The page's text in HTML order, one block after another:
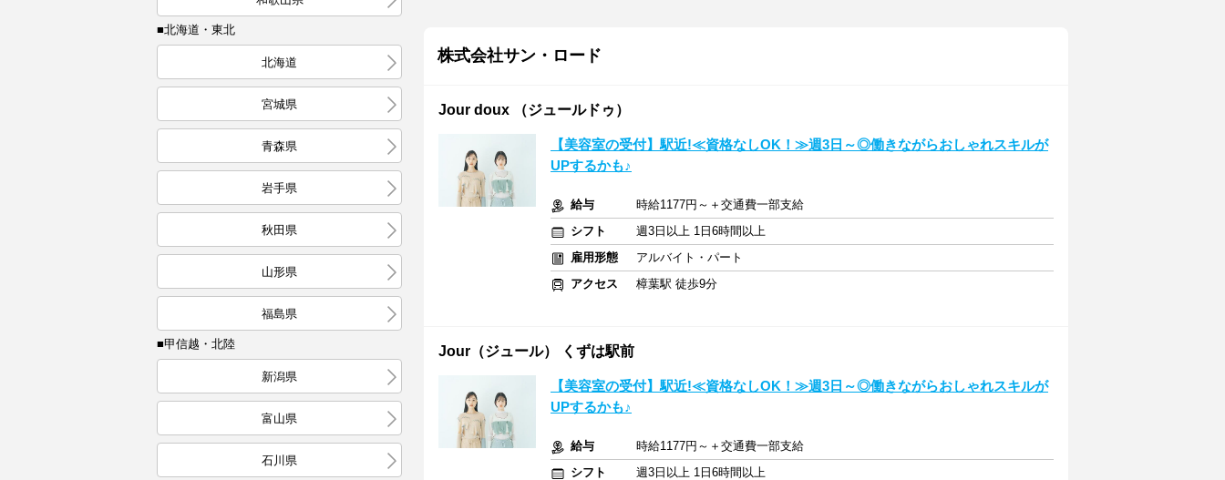
■北海道・東北
北海道
宮城県
青森県
岩手県
秋田県
山形県
福島県
■甲信越・北陸
新潟県
富山県
石川県
株式会社サン・ロード
Jour doux （ジュールドゥ）
【美容室の受付】駅近!≪資格なしOK！≫週3日～◎働きながらおしゃれスキルが
UPするかも♪
給与
時給1177円～＋交通費一部支給
シフト
週3日以上 1日6時間以上
雇用形態
アルバイト・パート
アクセス
樟葉駅 徒歩9分
Jour（ジュール） くずは駅前
【美容室の受付】駅近!≪資格なしOK！≫週3日～◎働きながらおしゃれスキルが
UPするかも♪
給与
時給1177円～＋交通費一部支給
シフト
週3日以上 1日6時間以上